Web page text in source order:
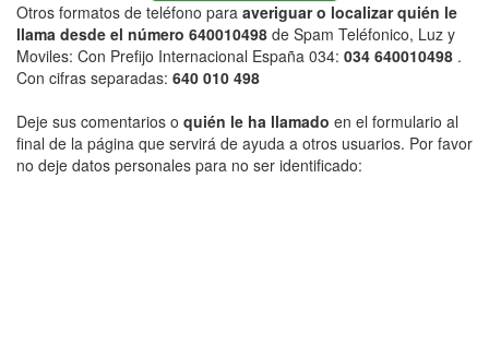
Otros formatos de teléfono para averiguar o localizar quién le
llama desde el número 640010498 de Spam Teléfonico, Luz y
Moviles: Con Prefijo Internacional España 034: 034 640010498 .
Con cifras separadas: 640 010 498
Deje sus comentarios o quién le ha llamado en el formulario al
final de la página que servirá de ayuda a otros usuarios. Por favor
no deje datos personales para no ser identificado: